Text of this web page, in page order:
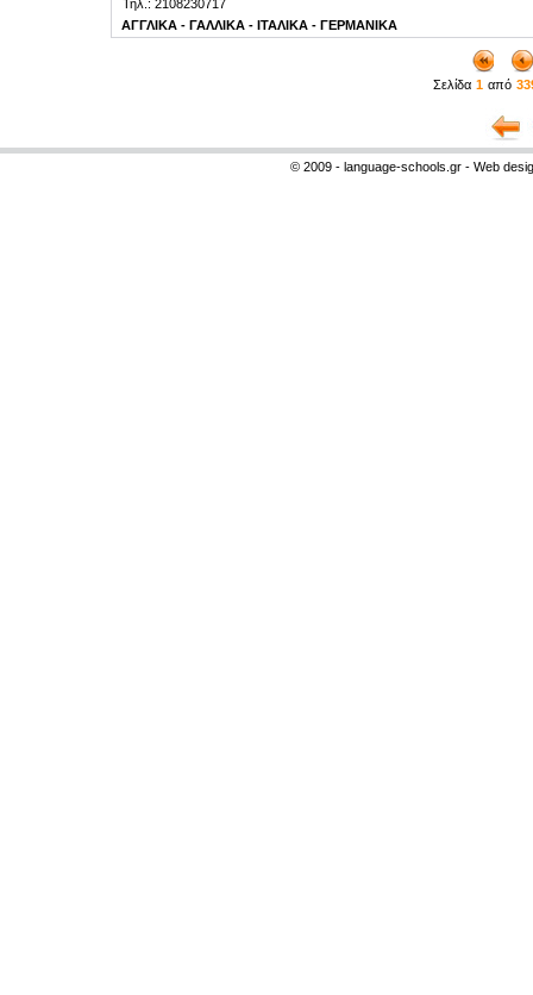
Τηλ.: 2108230717
ΑΓΓΛΙΚΑ - ΓΑΛΛΙΚΑ - ΙΤΑΛΙΚΑ - ΓΕΡΜΑΝΙΚΑ
Σελίδα 1 από
© 2009 - language-schools.gr - Web